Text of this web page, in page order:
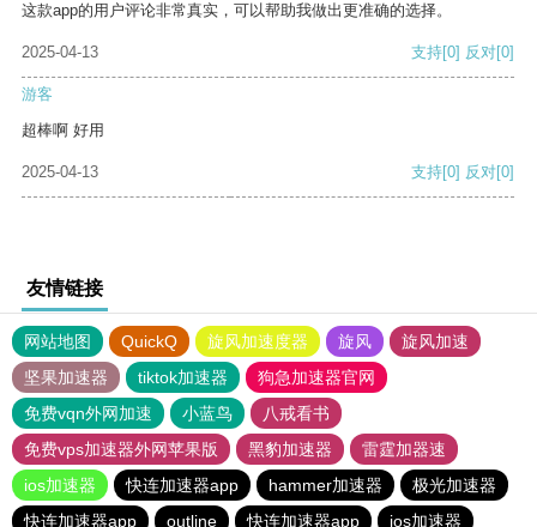
这款app的用户评论非常真实，可以帮助我做出更准确的选择。
2025-04-13 支持[0] 反对[0]
游客
超棒啊 好用
2025-04-13 支持[0] 反对[0]
友情链接
网站地图 QuickQ 旋风加速度器 旋风
旋风加速
坚果加速器
tiktok加速器
狗急加速器官网
免费vqn外网加速
小蓝鸟
八戒看书
免费vps加速器外网苹果版
黑豹加速器
雷霆加器速
ios加速器
快连加速器app hammer加速器
极光加速器
快连加速器app
outline 快连加速器app ios加速器